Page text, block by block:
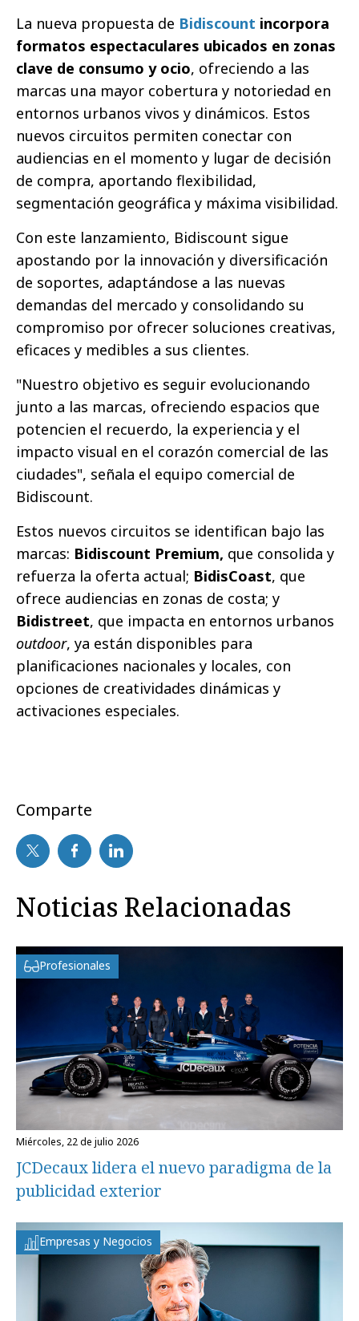
La nueva propuesta de Bidiscount incorpora
formatos espectaculares ubicados en zonas
clave de consumo y ocio, ofreciendo a las
marcas una mayor cobertura y notoriedad en
entornos urbanos vivos y dinámicos. Estos
nuevos circuitos permiten conectar con
audiencias en el momento y lugar de decisión
de compra, aportando flexibilidad,
segmentación geográfica y máxima visibilidad.
Con este lanzamiento, Bidiscount sigue
apostando por la innovación y diversificación
de soportes, adaptándose a las nuevas
demandas del mercado y consolidando su
compromiso por ofrecer soluciones creativas,
eficaces y medibles a sus clientes.
"Nuestro objetivo es seguir evolucionando
junto a las marcas, ofreciendo espacios que
potencien el recuerdo, la experiencia y el
impacto visual en el corazón comercial de las
ciudades", señala el equipo comercial de
Bidiscount.
Estos nuevos circuitos se identifican bajo las
marcas: Bidiscount Premium, que consolida y
refuerza la oferta actual; BidisCoast, que
ofrece audiencias en zonas de costa; y
Bidistreet, que impacta en entornos urbanos
outdoor, ya están disponibles para
planificaciones nacionales y locales, con
opciones de creatividades dinámicas y
activaciones especiales.
Comparte
Noticias Relacionadas
Profesionales
miércoles, 22 de julio 2026
JCDecaux lidera el nuevo paradigma de la
publicidad exterior
Empresas y Negocios